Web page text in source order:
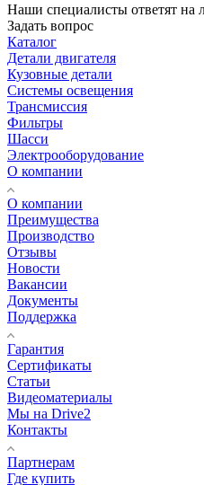
Наши специалисты ответят
Задать вопрос
Каталог
Детали двигателя
Кузовные детали
Системы освещения
Трансмиссия
Фильтры
Шасси
Электрооборудование
О компании
О компании
Преимущества
Производство
Отзывы
Новости
Вакансии
Документы
Поддержка
Гарантия
Сертификаты
Статьи
Видеоматериалы
Мы на Drive2
Контакты
Партнерам
Где купить